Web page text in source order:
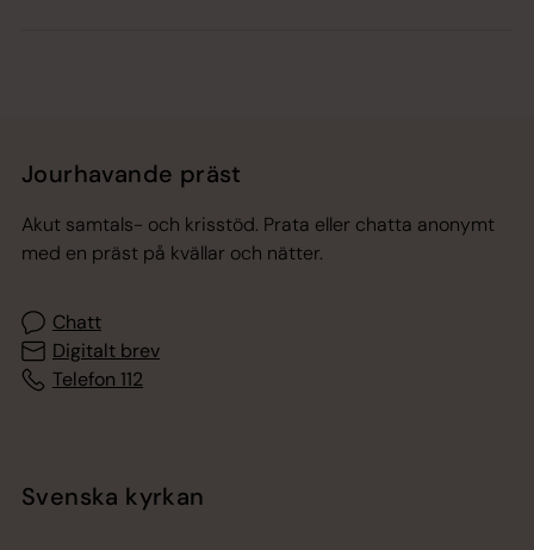
Jourhavande präst
Akut samtals- och krisstöd. Prata eller chatta anonymt
med en präst på kvällar och nätter.
Chatt
Digitalt brev
Telefon 112
Svenska kyrkan